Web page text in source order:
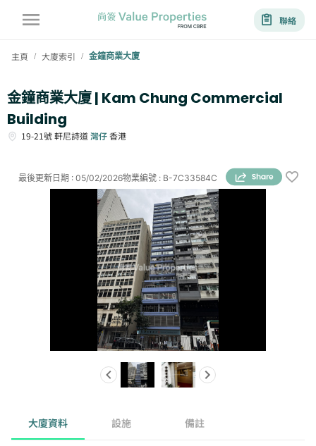
聯絡
主頁 / 大廈索引 / 金鐘商業大廈
金鐘商業大廈 | Kam Chung Commercial
Building
19-21號軒尼詩道灣仔香港
物業編號 : B-7C33584C
最後更新日期 : 05/02/2026
大廈資料 設施 備註